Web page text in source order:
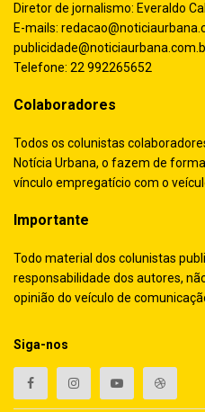
Diretor de jornalismo: Everaldo
E-mails:
Telefone: 22 992265652
Colaboradores
Todos os colunistas
Notícia Urbana, o fazem de
vínculo empregatício com o
Importante
Todo material dos colunistas
responsabilidade dos autores,
opinião do veículo de
Siga-nos